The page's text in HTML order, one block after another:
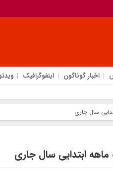
اخبار گوناگون اینفوگرافیک
سال جاری
ماهه ابتدایی سال جاری